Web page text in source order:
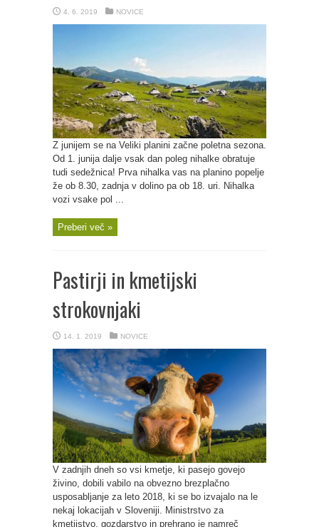
4. 6. 2019 NOVICE
Z junijem se na Veliki planini začne poletna sezona.
Od 1. junija dalje vsak dan poleg nihalke obratuje
tudi sedežnica! Prva nihalka vas na planino popelje
že ob 8.30, zadnja v dolino pa ob 18. uri. Nihalka
vozi vsake pol ...
Preberi več »
Pastirji in kmetijski
strokovnjaki
14. 1. 2019 NOVICE
V zadnjih dneh so vsi kmetje, ki pasejo govejo
živino, dobili vabilo na obvezno brezplačno
usposabljanje za leto 2018, ki se bo izvajalo na le
nekaj lokacijah v Sloveniji. Ministrstvo za
kmetijstvo, gozdarstvo in prehrano je namreč